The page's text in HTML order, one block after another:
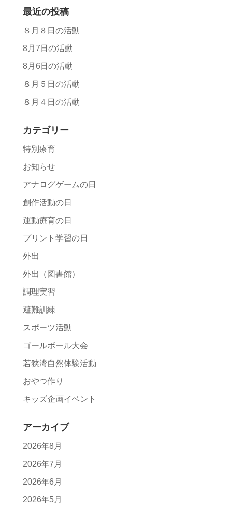
最近の投稿
８月８日の活動
8月7日の活動
8月6日の活動
８月５日の活動
８月４日の活動
カテゴリー
特別療育
お知らせ
アナログゲームの日
創作活動の日
運動療育の日
プリント学習の日
外出
外出（図書館）
調理実習
避難訓練
スポーツ活動
ゴールボール大会
若狭湾自然体験活動
おやつ作り
キッズ企画イベント
アーカイブ
2026年8月
2026年7月
2026年6月
2026年5月